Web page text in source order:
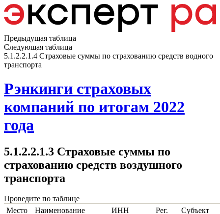
Предыдущая таблица
Следующая таблица
5.1.2.2.1.4 Страховые суммы по страхованию средств водного
транспорта
Рэнкинги страховых
компаний по итогам 2022
года
5.1.2.2.1.3 Страховые суммы по
страхованию средств воздушного
транспорта
Проведите по таблице
Место
Наименование
ИНН
Рег.
Субъект